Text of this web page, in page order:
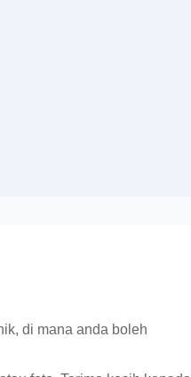
di mana anda boleh